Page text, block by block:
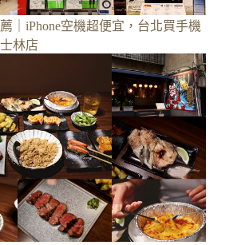
｜iPhone空機超便宜，台北買手機
林店